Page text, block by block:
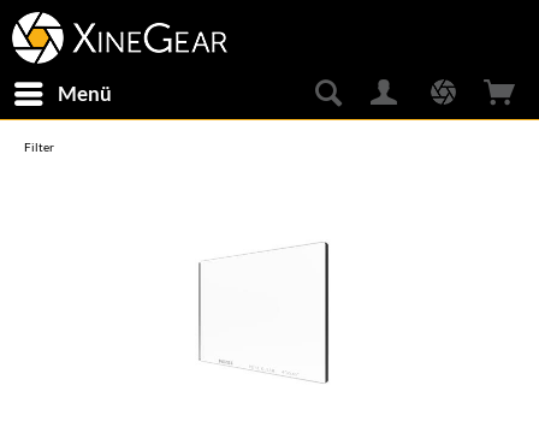
Menü
Filter